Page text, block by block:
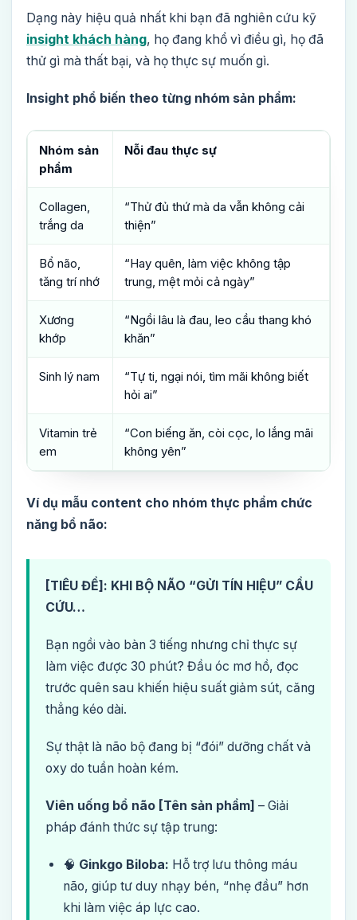
Dạng này hiệu quả nhất khi bạn đã nghiên cứu kỹ
insight khách hàng, họ đang khổ vì điều gì, họ đã
thử gì mà thất bại, và họ thực sự muốn gì.
Insight phổ biến theo từng nhóm sản phẩm:
Nhóm sản
phẩm
Nỗi đau thực sự
Collagen,
trắng da
“Thử đủ thứ mà da vẫn không cải
thiện”
Bổ não,
tăng trí nhớ
“Hay quên, làm việc không tập
trung, mệt mỏi cả ngày”
Xương
khớp
“Ngồi lâu là đau, leo cầu thang khó
khăn”
Sinh lý nam
“Tự ti, ngại nói, tìm mãi không biết
hỏi ai”
Vitamin trẻ
em
“Con biếng ăn, còi cọc, lo lắng mãi
không yên”
Ví dụ mẫu content cho nhóm thực phẩm chức
năng bổ não:
[TIÊU ĐỀ]: KHI BỘ NÃO “GỬI TÍN HIỆU” CẦU
CỨU…
Bạn ngồi vào bàn 3 tiếng nhưng chỉ thực sự
làm việc được 30 phút? Đầu óc mơ hồ, đọc
trước quên sau khiến hiệu suất giảm sút, căng
thẳng kéo dài.
Sự thật là não bộ đang bị “đói” dưỡng chất và
oxy do tuần hoàn kém.
Viên uống bổ não [Tên sản phẩm] – Giải
pháp đánh thức sự tập trung:
🧠 Ginkgo Biloba: Hỗ trợ lưu thông máu
não, giúp tư duy nhạy bén, “nhẹ đầu” hơn
khi làm việc áp lực cao.